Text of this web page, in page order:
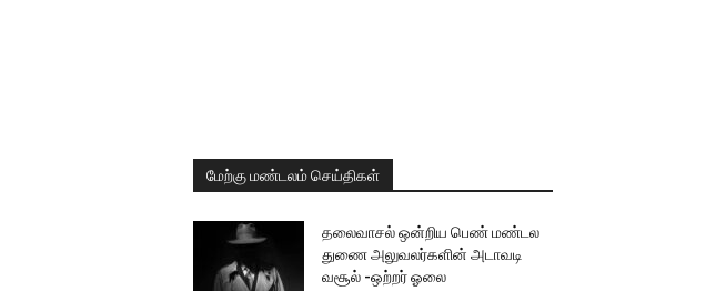
மேற்கு மண்டலம் செய்திகள்
தலைவாசல் ஒன்றிய பெண் மண்டல
துணை அலுவலர்களின் அடாவடி
வசூல் -ஒற்றர் ஓலை